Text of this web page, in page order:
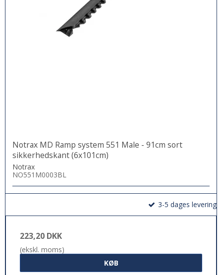
Notrax MD Ramp system 551 Male - 91cm sort
sikkerhedskant (6x101cm)
Notrax
NO551M0003BL
3-5 dages levering
223,20 DKK
(ekskl. moms)
KØB